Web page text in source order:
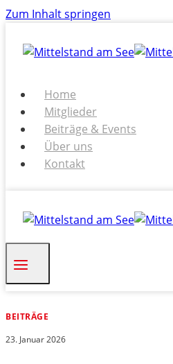
Zum Inhalt springen
Home
Mitglieder
Beiträge & Events
Über uns
Kontakt
BEITRÄGE
23. Januar 2026